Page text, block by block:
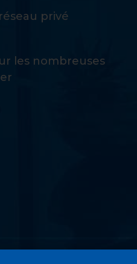
privé
les nombreuses